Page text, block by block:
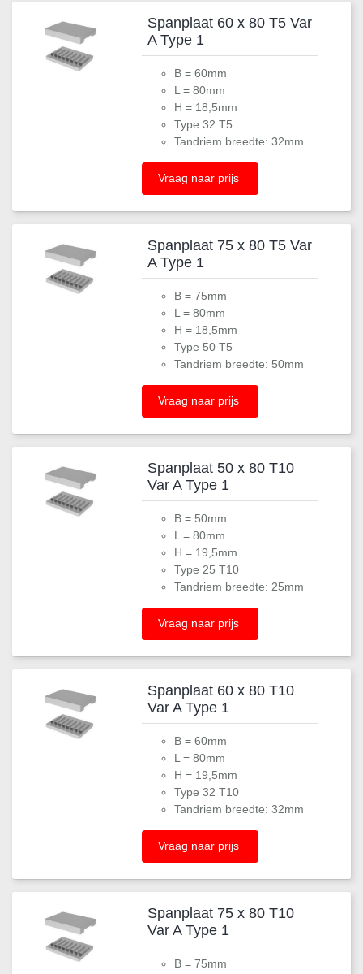
Spanplaat 60 x 80 T5 Var
A Type 1
B = 60mm
L = 80mm
H = 18,5mm
Type 32 T5
Tandriem breedte: 32mm
Vraag naar prijs
Spanplaat 75 x 80 T5 Var
A Type 1
B = 75mm
L = 80mm
H = 18,5mm
Type 50 T5
Tandriem breedte: 50mm
Vraag naar prijs
Spanplaat 50 x 80 T10
Var A Type 1
B = 50mm
L = 80mm
H = 19,5mm
Type 25 T10
Tandriem breedte: 25mm
Vraag naar prijs
Spanplaat 60 x 80 T10
Var A Type 1
B = 60mm
L = 80mm
H = 19,5mm
Type 32 T10
Tandriem breedte: 32mm
Vraag naar prijs
Spanplaat 75 x 80 T10
Var A Type 1
B = 75mm